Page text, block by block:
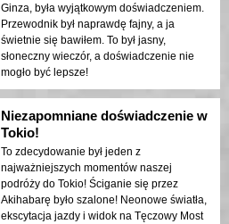
Ginza, była wyjątkowym doświadczeniem.
Przewodnik był naprawdę fajny, a ja
świetnie się bawiłem. To był jasny,
słoneczny wieczór, a doświadczenie nie
mogło być lepsze!
Niezapomniane doświadczenie w
Tokio!
To zdecydowanie był jeden z
najważniejszych momentów naszej
podróży do Tokio! Ściganie się przez
Akihabarę było szalone! Neonowe światła,
ekscytacja jazdy i widok na Tęczowy Most